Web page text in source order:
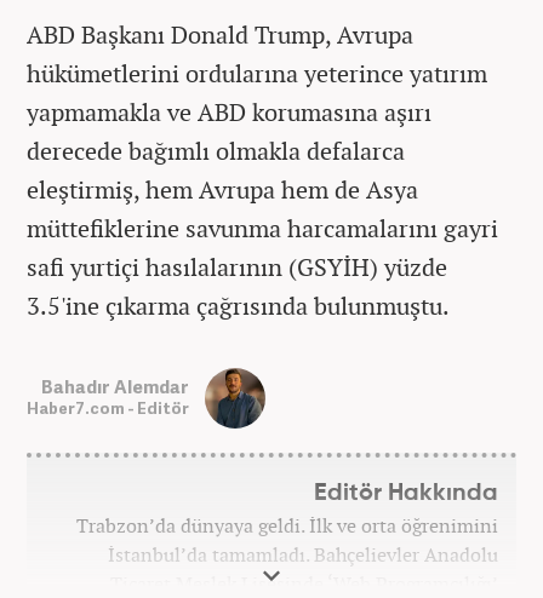
ABD Başkanı Donald Trump, Avrupa
hükümetlerini ordularına yeterince yatırım
yapmamakla ve ABD korumasına aşırı
derecede bağımlı olmakla defalarca
eleştirmiş, hem Avrupa hem de Asya
müttefiklerine savunma harcamalarını gayri
safi yurtiçi hasılalarının (GSYİH) yüzde
3.5'ine çıkarma çağrısında bulunmuştu.
Bahadır Alemdar
Haber7.com - Editör
Editör Hakkında
Trabzon’da dünyaya geldi. İlk ve orta öğrenimini
İstanbul’da tamamladı. Bahçelievler Anadolu
Ticaret Meslek Lisesinde ‘Web Programcılığı’